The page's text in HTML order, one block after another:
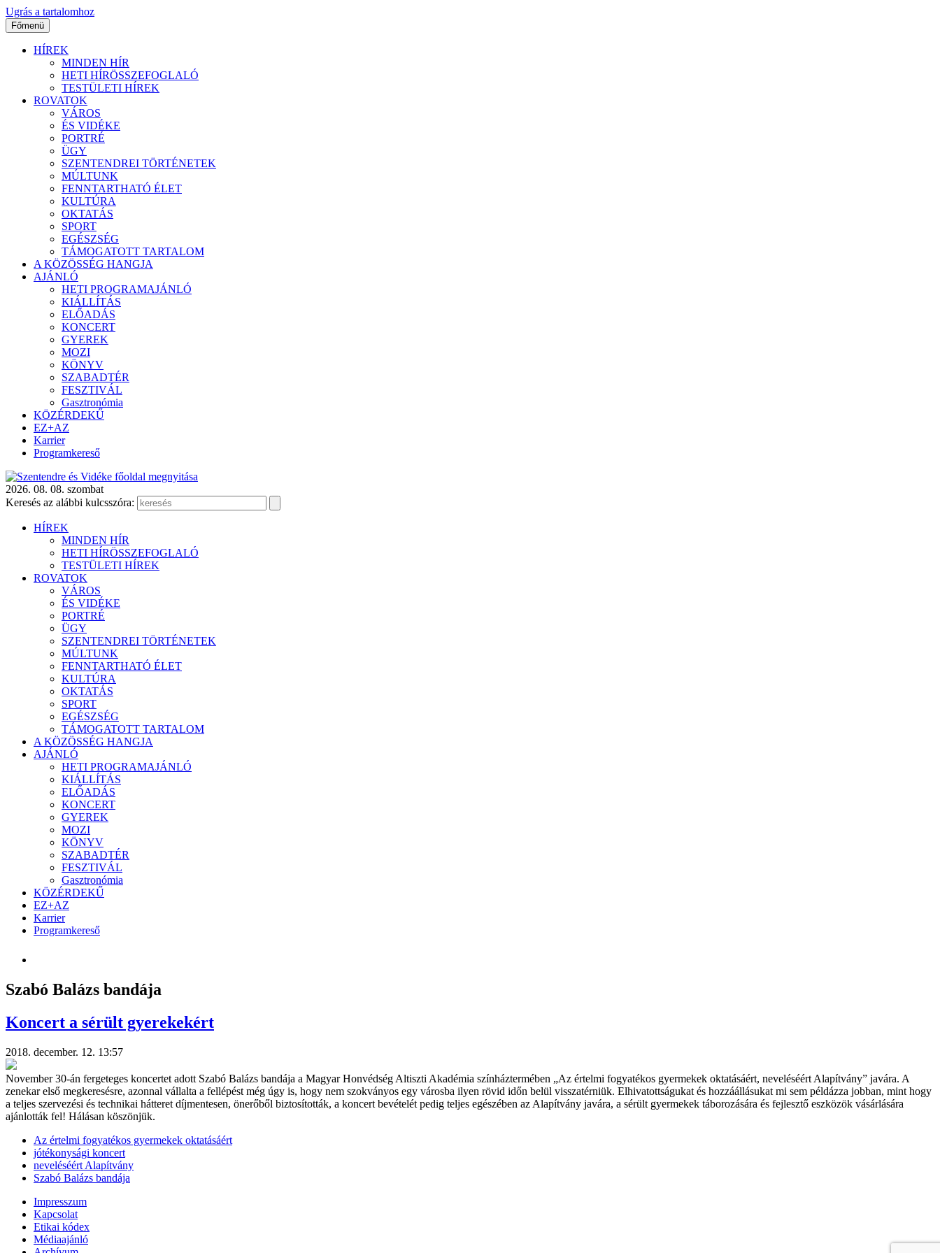
Ugrás a tartalomhoz
Főmenü
HÍREK
MINDEN HÍR
HETI HÍRÖSSZEFOGLALÓ
TESTÜLETI HÍREK
ROVATOK
VÁROS
ÉS VIDÉKE
PORTRÉ
ÜGY
SZENTENDREI TÖRTÉNETEK
MÚLTUNK
FENNTARTHATÓ ÉLET
KULTÚRA
OKTATÁS
SPORT
EGÉSZSÉG
TÁMOGATOTT TARTALOM
A KÖZÖSSÉG HANGJA
AJÁNLÓ
HETI PROGRAMAJÁNLÓ
KIÁLLÍTÁS
ELŐADÁS
KONCERT
GYEREK
MOZI
KÖNYV
SZABADTÉR
FESZTIVÁL
Gasztronómia
KÖZÉRDEKŰ
EZ+AZ
Karrier
Programkereső
2026. 08. 08. szombat
Keresés az alábbi kulcsszóra:
HÍREK
MINDEN HÍR
HETI HÍRÖSSZEFOGLALÓ
TESTÜLETI HÍREK
ROVATOK
VÁROS
ÉS VIDÉKE
PORTRÉ
ÜGY
SZENTENDREI TÖRTÉNETEK
MÚLTUNK
FENNTARTHATÓ ÉLET
KULTÚRA
OKTATÁS
SPORT
EGÉSZSÉG
TÁMOGATOTT TARTALOM
A KÖZÖSSÉG HANGJA
AJÁNLÓ
HETI PROGRAMAJÁNLÓ
KIÁLLÍTÁS
ELŐADÁS
KONCERT
GYEREK
MOZI
KÖNYV
SZABADTÉR
FESZTIVÁL
Gasztronómia
KÖZÉRDEKŰ
EZ+AZ
Karrier
Programkereső
Szabó Balázs bandája
Koncert a sérült gyerekekért
2018. december. 12. 13:57
November 30-án fergeteges koncertet adott Szabó Balázs bandája a Magyar Honvédség Altiszti Akadémia színháztermében „Az értelmi fogyatékos gyermekek oktatásáért, neveléséért Alapítvány” javára. A
zenekar első megkeresésre, azonnal vállalta a fellépést még úgy is, hogy nem szokványos egy városba ilyen rövid időn belül visszatérniük. Elhivatottságukat és hozzáállásukat mi sem példázza jobban, mint hogy
a teljes szervezési és technikai hátteret díjmentesen, önerőből biztosították, a koncert bevételét pedig teljes egészében az Alapítvány javára, a sérült gyermekek táborozására és fejlesztő eszközök vásárlására
ajánlották fel! Hálásan köszönjük.
Az értelmi fogyatékos gyermekek oktatásáért
jótékonysági koncert
neveléséért Alapítvány
Szabó Balázs bandája
Impresszum
Kapcsolat
Etikai kódex
Médiaajánló